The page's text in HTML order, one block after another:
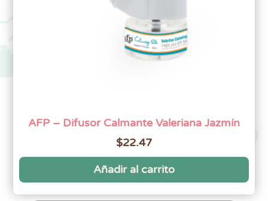
AFP – Difusor Calmante Valeriana Jazmín
$22.47
Añadir al carrito